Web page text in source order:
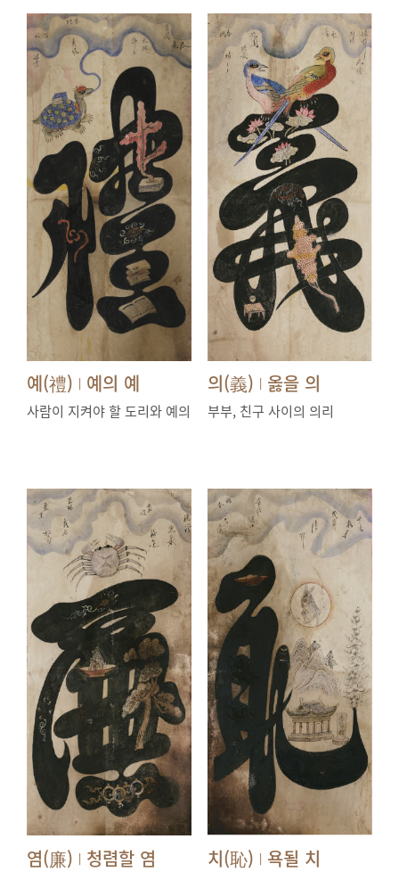
예(禮) | 예의 예
사람이 지켜야 할 도리와 예의
의(義) | 옳을 의
부부, 친구 사이의 의리
염(廉) | 청렴할 염 치(恥) | 욕될 치